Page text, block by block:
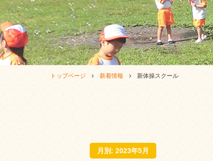
トップページ 新着情報 新体操スクール
月別: 2023年5月